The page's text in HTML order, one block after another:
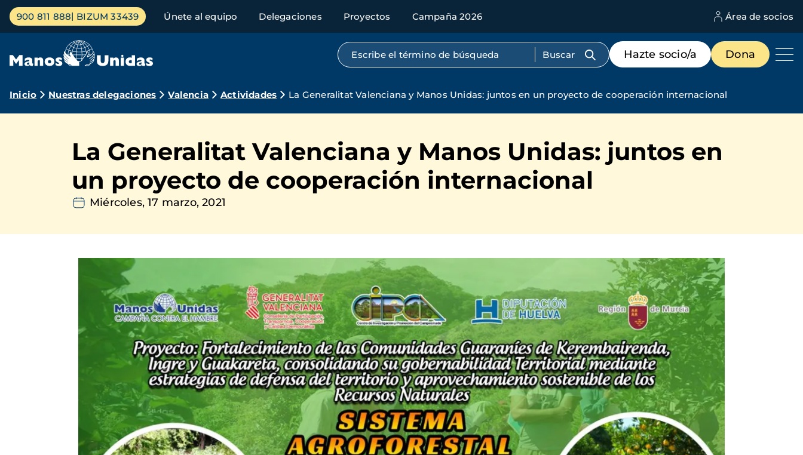
Pasar
contenido
Menú
principal
900 811 888 BIZUM 33439 Únete al equipo Delegaciones Proyectos Campaña 2026 Área de socios
Búsqueda por texto completo
Menú
de
destacados
Hazte socio/a Dona
Ruta
navegación
Inicio Nuestras delegaciones Valencia Actividades La Generalitat Valenciana y Manos Unidas: juntos en un proyecto de cooperación internacional
La Generalitat Valenciana y Manos Unidas: juntos en
un proyecto de cooperación internacional
Miércoles, 17 marzo, 2021